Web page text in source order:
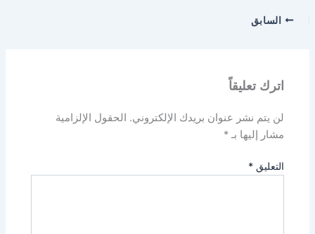
السابق
اترك تعليقاً
لن يتم نشر عنوان بريدك الإلكتروني. الحقول الإلزامية
مشار إليها بـ*
التعليق*